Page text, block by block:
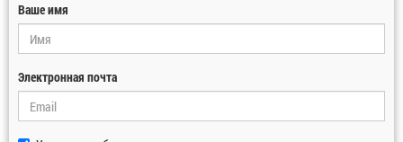
Ваше имя
Электронная почта